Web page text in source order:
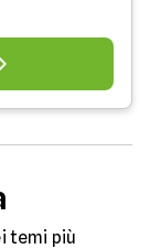
temi più